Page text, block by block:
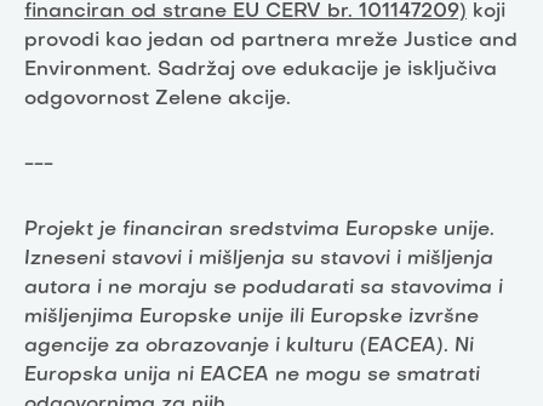
financiran od strane EU CERV br. 101147209) koji
provodi kao jedan od partnera mreže Justice and
Environment. Sadržaj ove edukacije je isključiva
odgovornost Zelene akcije.
---
Projekt je financiran sredstvima Europske unije.
Izneseni stavovi i mišljenja su stavovi i mišljenja
autora i ne moraju se podudarati sa stavovima i
mišljenjima Europske unije ili Europske izvršne
agencije za obrazovanje i kulturu (EACEA). Ni
Europska unija ni EACEA ne mogu se smatrati